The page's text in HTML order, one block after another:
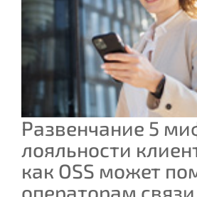
Развенчание 5
лояльности
как OSS может
операторам